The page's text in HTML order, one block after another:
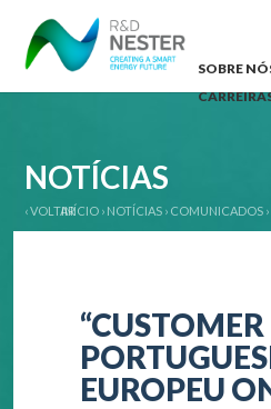
SOBRE
NOTÍCIAS
‹ VOLTARINÍCIO › NOTÍCIAS › COMUNICADOS ›
EUROPEU